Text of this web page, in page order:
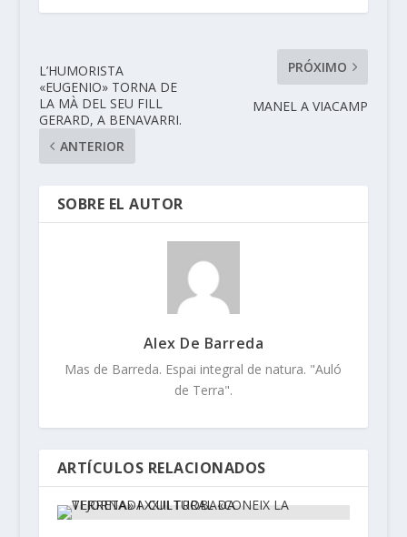
L’HUMORISTA
«EUGENIO» TORNA DE
LA MÀ DEL SEU FILL
GERARD, A BENAVARRI.
ANTERIOR
PRÓXIMO
MANEL A VIACAMP
SOBRE EL AUTOR
Alex De Barreda
Mas de Barreda. Espai integral de natura. "Auló
de Terra".
ARTÍCULOS RELACIONADOS